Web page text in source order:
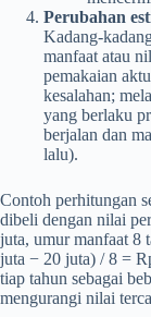
Perubahan
Kadang-
manfaat atau
pemakaian
kesalahan;
yang berlaku
berjalan dan
lalu).
Contoh perhitungan
dibeli dengan nilai
juta, umur manfaat 8
juta − 20 juta) / 8 =
tiap tahun sebagai
mengurangi nilai